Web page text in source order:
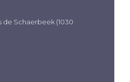
de Schaerbeek (1030